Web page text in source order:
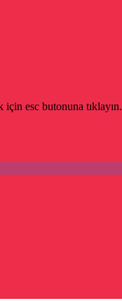
için esc butonuna tıklayın.